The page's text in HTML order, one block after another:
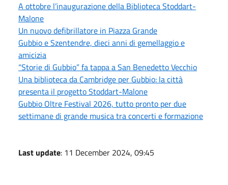
A ottobre l’inaugurazione della Biblioteca Stoddart-
Malone
Un nuovo defibrillatore in Piazza Grande
Gubbio e Szentendre, dieci anni di gemellaggio e
amicizia
“Storie di Gubbio” fa tappa a San Benedetto Vecchio
Una biblioteca da Cambridge per Gubbio: la città
presenta il progetto Stoddart-Malone
Gubbio Oltre Festival 2026, tutto pronto per due
settimane di grande musica tra concerti e formazione
Last update: 11 December 2024, 09:45